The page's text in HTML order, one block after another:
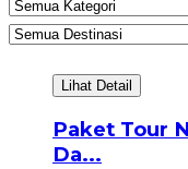
Lihat Detail
Paket Tour
Da...